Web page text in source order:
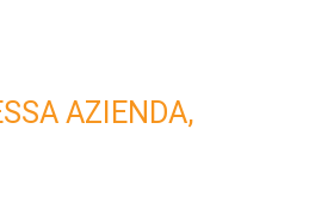
AZIENDA,